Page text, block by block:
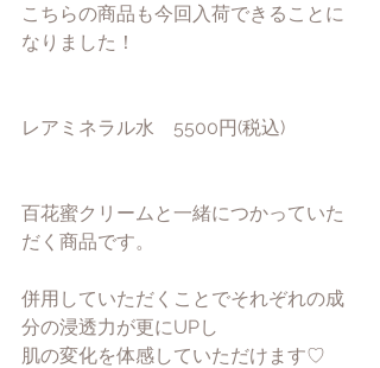
こちらの商品も今回入荷できることに
なりました！
レアミネラル水　5500円(税込)
百花蜜クリームと一緒につかっていた
だく商品です。
併用していただくことでそれぞれの成
分の浸透力が更にUPし
肌の変化を体感していただけます♡